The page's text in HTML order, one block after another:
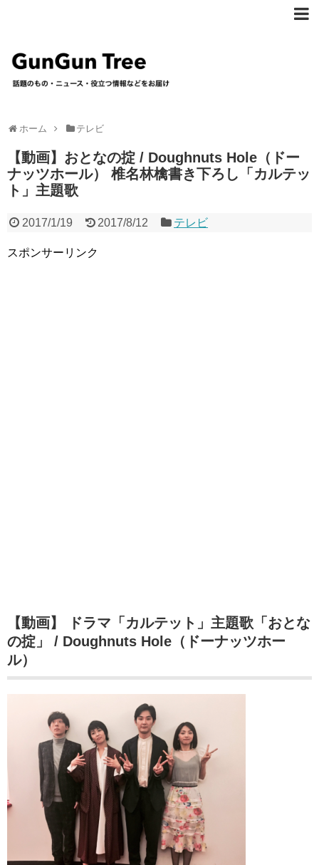
ホーム テレビ
【動画】おとなの掟 / Doughnuts Hole（ドー
ナッツホール） 椎名林檎書き下ろし「カルテッ
ト」主題歌
2017/1/19 2017/8/12 テレビ
スポンサーリンク
【動画】 ドラマ「カルテット」主題歌「おとな
の掟」 / Doughnuts Hole（ドーナッツホー
ル）